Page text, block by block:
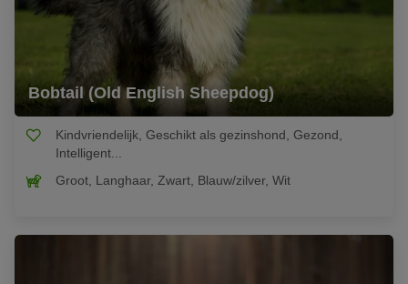
Bobtail (Old English Sheepdog)
Kindvriendelijk, Geschikt als gezinshond, Gezond,
Intelligent...
Groot, Langhaar, Zwart, Blauw/zilver, Wit